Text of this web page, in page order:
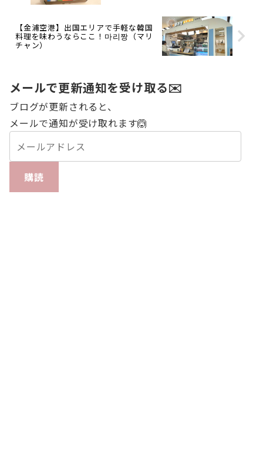
【金浦空港】出国エリアで手軽な韓国
料理を味わうならここ！마리짱（マリ
チャン）
メールで更新通知を受け取る✉️
ブログが更新されると、
メールで通知が受け取れます🙆
購読